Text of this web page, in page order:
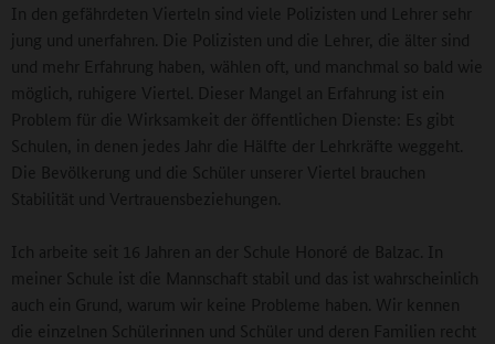
In den gefährdeten Vierteln sind viele Polizisten und Lehrer sehr
jung und unerfahren. Die Polizisten und die Lehrer, die älter sind
und mehr Erfahrung haben, wählen oft, und manchmal so bald wie
möglich, ruhigere Viertel. Dieser Mangel an Erfahrung ist ein
Problem für die Wirksamkeit der öffentlichen Dienste: Es gibt
Schulen, in denen jedes Jahr die Hälfte der Lehrkräfte weggeht.
Die Bevölkerung und die Schüler unserer Viertel brauchen
Stabilität und Vertrauensbeziehungen.
Ich arbeite seit 16 Jahren an der Schule Honoré de Balzac. In
meiner Schule ist die Mannschaft stabil und das ist wahrscheinlich
auch ein Grund, warum wir keine Probleme haben. Wir kennen
die einzelnen Schülerinnen und Schüler und deren Familien recht